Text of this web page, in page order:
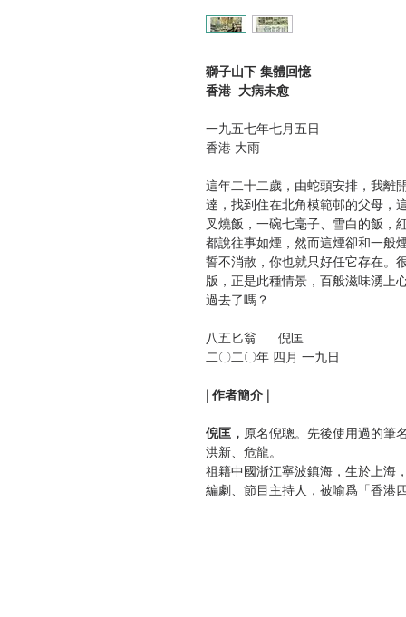
獅子山下 集體回憶
香港 大病未愈
一九五七年七月五日
香港 大雨
這年二十二歲，由蛇頭安排，我離
達，找到住在北角模範邨的父母
叉燒飯，一碗七毫子、雪白的飯
都說往事如煙，然而這煙卻和一般
誓不消散，你也就只好任它存在。
版，正是此種情景，百般滋味湧
過去了嗎？
八五匕翁 倪匡
二〇二〇年 四月 一九日
| 作者簡介 |
倪匡， 原名倪聰。先後使用過的筆
洪新、危龍。
祖籍中國浙江寧波鎮海，生於上海
編劇、節目主持人，被喻爲「香